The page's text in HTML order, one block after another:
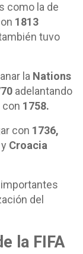
como la de
1813
tuvo
la Nations
adelantando
con 1758.
con 1736,
y Croacia
del
la FIFA